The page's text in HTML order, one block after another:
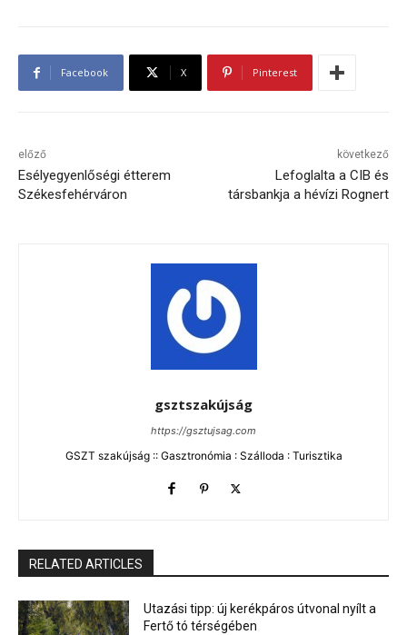
Facebook X Pinterest
előző
Esélyegyenlőségi étterem
Székesfehérváron
következő
Lefoglalta a CIB és
társbankja a hévízi Rognert
gsztszakújság
https://gsztujsag.com
GSZT szakújság :: Gasztronómia : Szálloda : Turisztika
RELATED ARTICLES
Utazási tipp: új kerékpáros útvonal nyílt a
Fertő tó térségében